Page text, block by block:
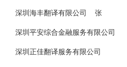
深圳海丰翻译有限公司 张
深圳平安综合金融服务有限公司
深圳正佳翻译服务有限公司